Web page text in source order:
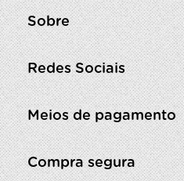
Sobre
Redes Sociais
Meios de pagamento
Compra segura